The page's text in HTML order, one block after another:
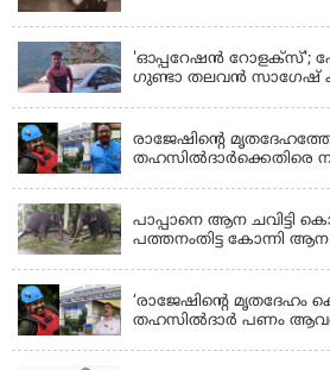
'ഓപ്പറേഷൻ റോളക്സ്';
ഗുണ്ടാ തലവൻ സാഗേഷ്
രാജേഷിന്റെ
തഹസിൽദാർക്കെതിരെ നടപടി;
പാപ്പാനെ ആന ചവിട്ടി
പത്തനംതിട്ട കോന്നി ആന
‘രാജേഷിന്‍റെ
തഹസില്‍ദാര്‍ പണം